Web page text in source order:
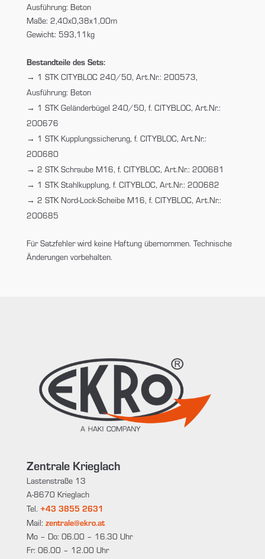
Ausführung: Beton
Maße: 2,40x0,38x1,00m
Gewicht: 593,11kg
Bestandteile des Sets:
1 STK CITYBLOC 240/50, Art.Nr.: 200573,
Ausführung: Beton
1 STK Geländerbügel 240/50, f. CITYBLOC, Art.Nr.:
200676
1 STK Kupplungssicherung, f. CITYBLOC, Art.Nr.:
200680
2 STK Schraube M16, f. CITYBLOC, Art.Nr.: 200681
1 STK Stahlkupplung, f. CITYBLOC, Art.Nr.: 200682
2 STK Nord-Lock-Scheibe M16, f. CITYBLOC, Art.Nr.:
200685
Für Satzfehler wird keine Haftung übernommen. Technische
Änderungen vorbehalten.
Zentrale Krieglach
Lastenstraße 13
A-8670 Krieglach
Tel. +43 3855 2631
Mail: zentrale@ekro.at
Mo – Do: 06.00 – 16.30 Uhr
Fr: 06.00 – 12.00 Uhr